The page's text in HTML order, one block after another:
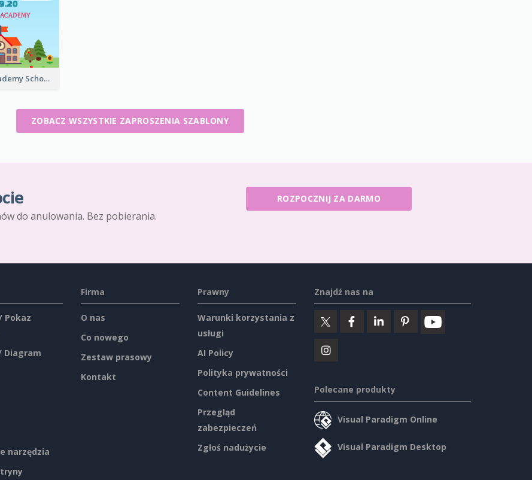
Wonderful Academy School Open Day 2020 Invitation
ZOBACZ WSZYSTKIE ZAPROSZENIA SZABLONY
do anulowania. Bez pobierania.
ROZPOCZNIJ ZA DARMO
Pokaz
Diagram
narzędzia
Firma
O nas
Co nowego
Zestaw prasowy
Kontakt
Prawny
Warunki korzystania z
usługi
AI Policy
Polityka prywatności
Content Guidelines
Przegląd
zabezpieczeń
Zgłoś nadużycie
Znajdź nas na
Polecane produkty
Visual Paradigm Online
Visual Paradigm Desktop